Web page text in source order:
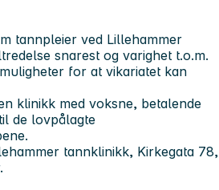
tannpleier ved Lillehammer
snarest og varighet t.o.m.
muligheter for at vikariatet kan
klinikk med voksne, betalende
de lovpålagte
tannklinikk, Kirkegata 78,